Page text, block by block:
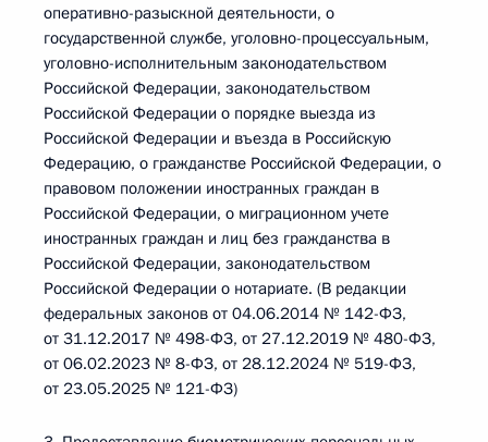
оперативно-разыскной деятельности, о
государственной службе, уголовно-процессуальным,
уголовно-исполнительным законодательством
Российской Федерации, законодательством
Российской Федерации о порядке выезда из
Российской Федерации и въезда в Российскую
Федерацию, о гражданстве Российской Федерации, о
правовом положении иностранных граждан в
Российской Федерации, о миграционном учете
иностранных граждан и лиц без гражданства в
Российской Федерации, законодательством
Российской Федерации о нотариате. (В редакции
федеральных законов от 04.06.2014 № 142-ФЗ,
от 31.12.2017 № 498-ФЗ, от 27.12.2019 № 480-ФЗ,
от 06.02.2023 № 8-ФЗ, от 28.12.2024 № 519-ФЗ,
от 23.05.2025 № 121-ФЗ)